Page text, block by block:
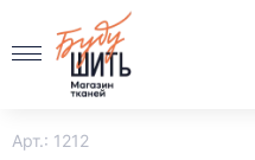
Арт.: 1212